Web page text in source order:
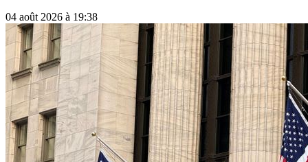
04 août 2026 à 19:38